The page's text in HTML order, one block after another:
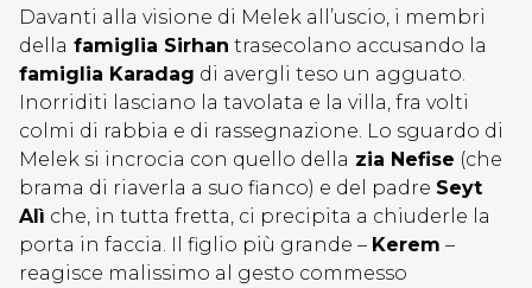
Davanti alla visione di Melek all’uscio, i membri
della famiglia Sirhan trasecolano accusando la
famiglia Karadag di avergli teso un agguato.
Inorriditi lasciano la tavolata e la villa, fra volti
colmi di rabbia e di rassegnazione. Lo sguardo di
Melek si incrocia con quello della zia Nefise (che
brama di riaverla a suo fianco) e del padre Seyt
Alì che, in tutta fretta, ci precipita a chiuderle la
porta in faccia. Il figlio più grande – Kerem –
reagisce malissimo al gesto commesso